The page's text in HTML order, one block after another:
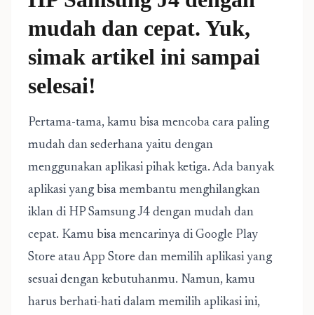
mudah dan cepat. Yuk,
simak artikel ini sampai
selesai!
Pertama-tama, kamu bisa mencoba cara paling
mudah dan sederhana yaitu dengan
menggunakan aplikasi pihak ketiga. Ada banyak
aplikasi yang bisa membantu menghilangkan
iklan di HP Samsung J4 dengan mudah dan
cepat. Kamu bisa mencarinya di Google Play
Store atau App Store dan memilih aplikasi yang
sesuai dengan kebutuhanmu. Namun, kamu
harus berhati-hati dalam memilih aplikasi ini,